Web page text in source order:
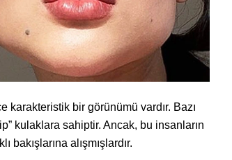
karakteristik bir görünümü vardır. Bazı
kulaklara sahiptir. Ancak, bu insanların
bakışlarına alışmışlardır.